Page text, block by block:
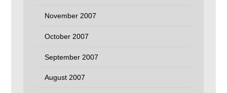
November 2007
October 2007
September 2007
August 2007